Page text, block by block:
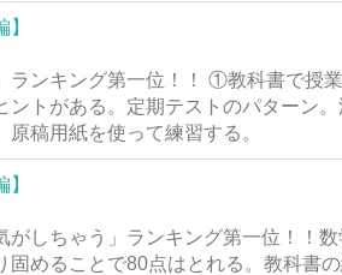
ランキング第一位！！ ①教科書で授
ントがある。定期テストのパターン
稿用紙を使って練習する。
しちゃう」ランキング第一位！！数
めることで80点はとれる。教科